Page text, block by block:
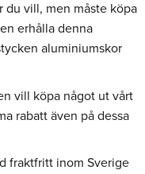
du vill, men måste köpa
erhålla denna
aluminiumskor
vill köpa något ut vårt
rabatt även på dessa
fraktfritt inom Sverige